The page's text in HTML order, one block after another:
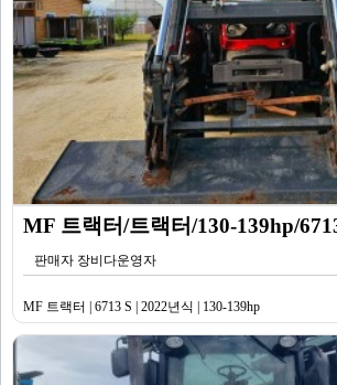
MF 트랙터/트랙터/130-139hp/
판매자 장비다운영자
MF 트랙터 | 6713 S | 2022년식 | 130-139hp